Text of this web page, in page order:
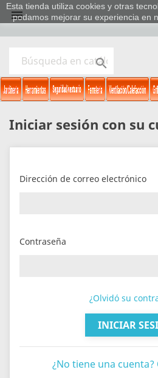


Iniciar sesión con su
Dirección de correo electrónico
Contraseña
¿Olvidó su
INICIAR
¿No tiene una cuenta?
Esta tienda utiliza cookies y otras
podamos mejorar su experiencia en